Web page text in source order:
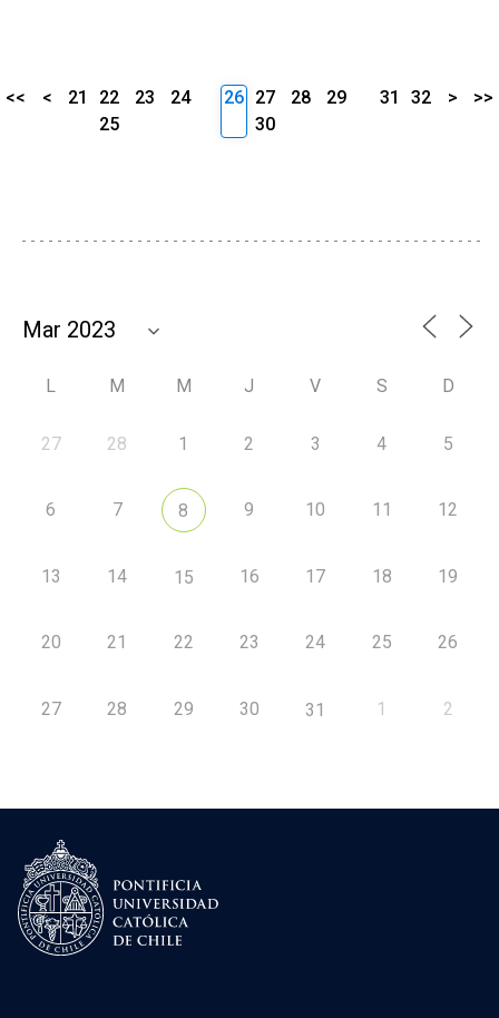
<< < 21 22 23
24
25
26 27 28
29
30
31 32 > >>
L M M J V S D
27 28 1 2 3 4 5
6 7 8 9 10 11 12
13 14 15 16 17 18 19
20 21 22 23 24 25 26
27 28 29 30 31 1 2